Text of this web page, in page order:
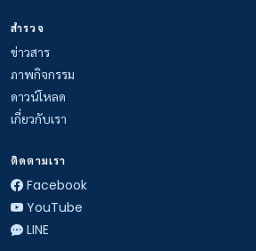
สำรวจ
ข่าวสาร
ภาพกิจกรรม
ดาวน์โหลด
เกี่ยวกับเรา
ติดตามเรา
Facebook
YouTube
LINE